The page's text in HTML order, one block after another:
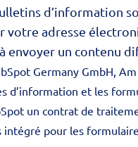
d’information
adresse
envoyer un contenu
Germany GmbH,
et les
un contrat de
pour les